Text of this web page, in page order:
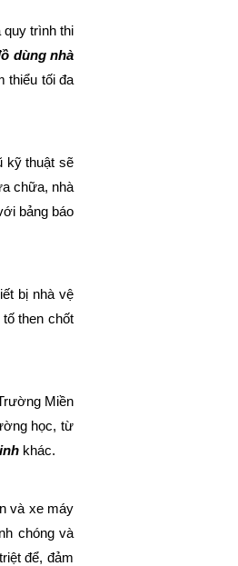
trình thi
dùng nhà
thiểu tối đa
kỹ thuật sẽ
chữa, nhà
bảng báo
bị nhà vệ
then chốt
Miền
học, từ
khác.
và xe máy
chóng và
để, đảm